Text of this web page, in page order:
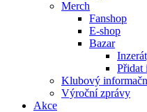
Merch
Fanshop
E-shop
Bazar
Přidat
Klubový
Výroční zprávy
Akce